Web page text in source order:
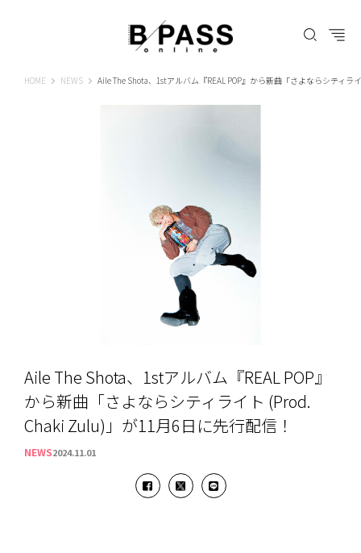
HOME B-PASS ONLINE
NEWS Aile The Shota、1stアルバム『REAL POP』から新曲「さよならシティ
Aile The Shota、1stアルバム『REAL POP』
から新曲「さよならシティライト (Prod.
Chaki Zulu)」が11月6日に先行配信！
NEWS2024.11.01